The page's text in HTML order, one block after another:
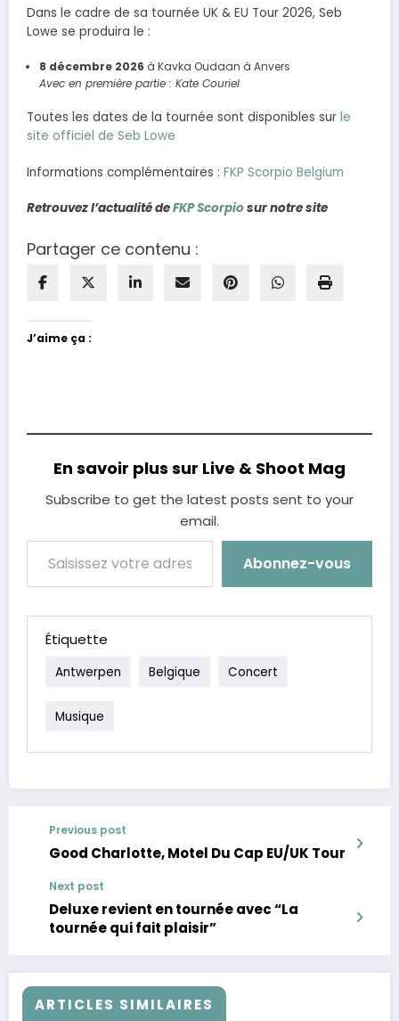
Dans le cadre de sa tournée UK & EU Tour 2026, Seb
Lowe se produira le :
8 décembre 2026 à Kavka Oudaan à Anvers
Avec en première partie : Kate Couriel
Toutes les dates de la tournée sont disponibles sur le
site officiel de Seb Lowe
Informations complémentaires : FKP Scorpio Belgium
Retrouvez l’actualité deFKP Scorpiosur notre site
Partager ce contenu :
J’aime ça :
En savoir plus sur Live & Shoot Mag
Subscribe to get the latest posts sent to your
email.
Saisissez votre adresse e-mail…
Abonnez-vous
Étiquette
Antwerpen Belgique Concert
Musique
Previous post
Good Charlotte, Motel Du Cap EU/UK Tour
Next post
Deluxe revient en tournée avec “La
tournée qui fait plaisir”
ARTICLES SIMILAIRES